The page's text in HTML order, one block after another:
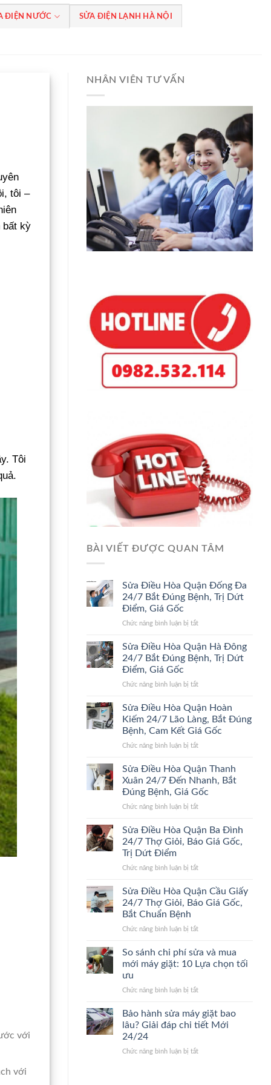
ĐIỆN NƯỚC SỬA ĐIỆN LẠNH HÀ NỘI
tôi –
bất kỳ
Tôi
với
với
NHÂN VIÊN TƯ VẤN
BÀI VIẾT ĐƯỢC QUAN TÂM
Sửa Điều Hòa Quận Đống Đa
24/7 Bắt Đúng Bệnh, Trị Dứt
Điểm, Giá Gốc
Chức năng bình luận bị tắtở
Điều
Hòa
Quận
Đa
Bắt
Đúng
Bệnh,
Dứt
Giá
Gốc
Sửa Điều Hòa Quận Hà Đông
24/7 Bắt Đúng Bệnh, Trị Dứt
Điểm, Giá Gốc
Chức năng bình luận bị tắtở
Điều
Quận
Hà
Đông
Bắt
Đúng
Bệnh,
Dứt
Giá
Gốc
Sửa Điều Hòa Quận Hoàn
Kiếm 24/7 Lão Làng, Bắt Đúng
Bệnh, Cam Kết Giá Gốc
Chức năng bình luận bị tắtở
Điều
Quận
Hoàn
Kiếm
Lão
Làng,
Bệnh,
Kết
Giá
Sửa Điều Hòa Quận Thanh
Xuân 24/7 Đến Nhanh, Bắt
Đúng Bệnh, Giá Gốc
Chức năng bình luận bị tắtở
Điều
Hòa
Xuân
Đến
Nhanh,
Bệnh,
Gốc
Sửa Điều Hòa Quận Ba Đình
24/7 Thợ Giỏi, Báo Giá Gốc,
Trị Dứt Điểm
Chức năng bình luận bị tắtở
Điều
Hòa
Đình
Thợ
Giỏi,
Báo
Gốc,
Dứt
Điểm
Sửa Điều Hòa Quận Cầu Giấy
24/7 Thợ Giỏi, Báo Giá Gốc,
Bắt Chuẩn Bệnh
Chức năng bình luận bị tắtở
Điều
Quận
Giấy
Thợ
Giỏi,
Gốc,
So sánh chi phí sửa và mua
mới máy giặt: 10 Lựa chọn tối
ưu
Chức năng bình luận bị tắtở
sánh
chi
và
Bảo hành sửa máy giặt bao
lâu? Giải đáp chi tiết Mới
24/24
Chức năng bình luận bị tắtở